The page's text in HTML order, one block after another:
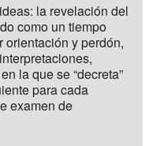
la revelación del
como un tiempo
y perdón,
la que se “decreta”
para cada
examen de